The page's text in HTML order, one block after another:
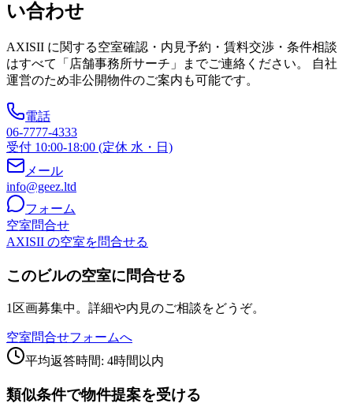
い合わせ
AXISII に関する空室確認・内見予約・賃料交渉・条件相談
はすべて「店舗事務所サーチ」までご連絡ください。 自社
運営のため非公開物件のご案内も可能です。
電話
06-7777-4333
受付 10:00-18:00 (定休 水・日)
メール
info@geez.ltd
フォーム
空室問合せ
AXISII の空室を問合せる
このビルの空室に問合せる
1区画募集中。詳細や内見のご相談をどうぞ。
空室問合せフォームへ
平均返答時間: 4時間以内
類似条件で物件提案を受ける